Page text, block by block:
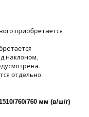
приобретается
наклоном,
отдельно.
760/760 мм (в/ш/г)